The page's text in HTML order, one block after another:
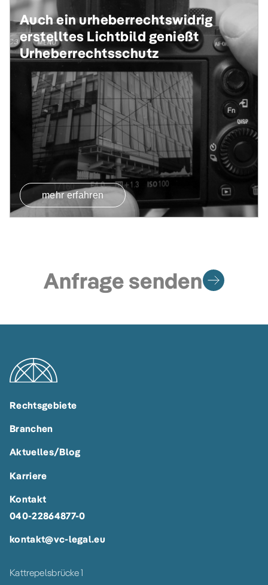
Auch ein urheberrechtswidrig
erstelltes Lichtbild genießt
Urheberrechtsschutz
mehr erfahren
Anfrage senden
Rechtsgebiete
Branchen
Aktuelles/Blog
Karriere
Kontakt
040-22864877-0
kontakt@vc-legal.eu
Kattrepelsbrücke 1